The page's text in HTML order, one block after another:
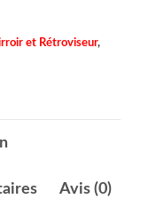
et Rétroviseur,
Avis (0)